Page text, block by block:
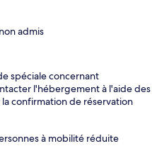
admis
spéciale concernant
l'hébergement à l'aide des
confirmation de réservation
à mobilité réduite